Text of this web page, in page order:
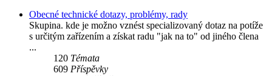
Obecné technické dotazy, problémy, rady
Skupina. kde je možno vznést specializovaný dotaz na potíže
s určitým zařízením a získat radu "jak na to" od jiného člena
...
120 Témata
609 Příspěvky